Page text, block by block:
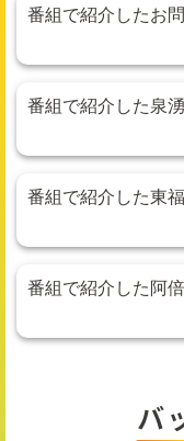
番組で紹介したお
番組で紹介した泉
番組で紹介した東
番組で紹介した阿
バ